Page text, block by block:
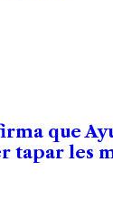
que
tapar les